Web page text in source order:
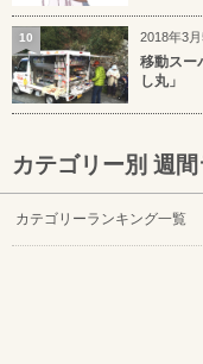
2018年3月
移動スー
し丸」
10
カテゴリー別 週
カテゴリーランキング一覧